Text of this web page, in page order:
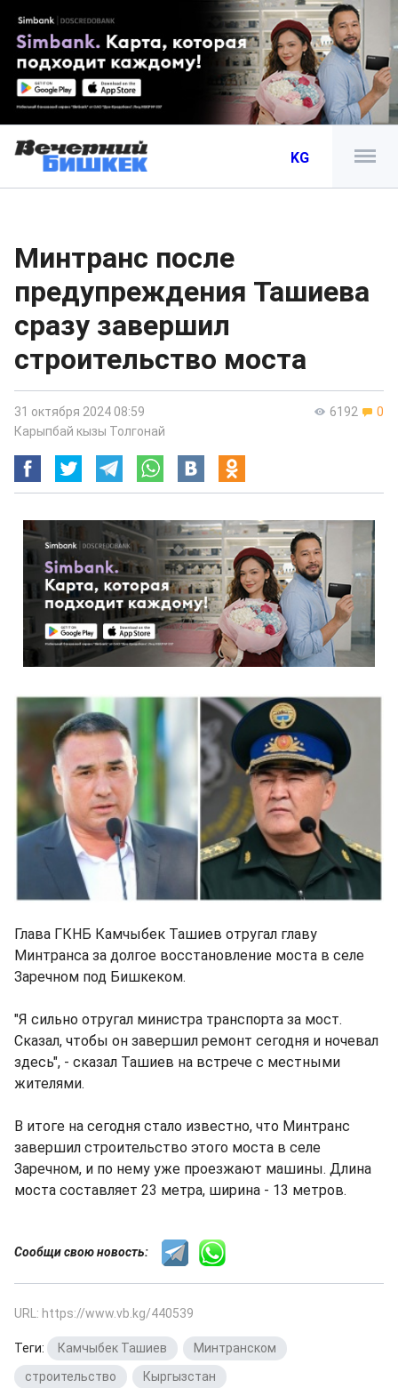
KG
Минтранс после
предупреждения Ташиева
сразу завершил
строительство моста
6192 0
31 октября 2024 08:59
Карыпбай кызы Толгонай
Глава ГКНБ Камчыбек Ташиев отругал главу
Минтранса за долгое восстановление моста в селе
Заречном под Бишкеком.
"Я сильно отругал министра транспорта за мост.
Сказал, чтобы он завершил ремонт сегодня и ночевал
здесь", - сказал Ташиев на встрече с местными
жителями.
В итоге на сегодня стало известно, что Минтранс
завершил строительство этого моста в селе
Заречном, и по нему уже проезжают машины. Длина
моста составляет 23 метра, ширина - 13 метров.
Сообщи свою новость:
URL: https://www.vb.kg/440539
Теги: Камчыбек Ташиев Минтранском
строительство
Кыргызстан